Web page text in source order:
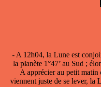
- A 12h04, la Lune est
la planète 1°47’ au Sud ;
A apprécier au petit matin
viennent juste de se lever, la